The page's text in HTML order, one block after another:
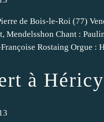
de Bois-le-Roi (77)
Mendelsshon Chant :
Rostaing Orgue :
à